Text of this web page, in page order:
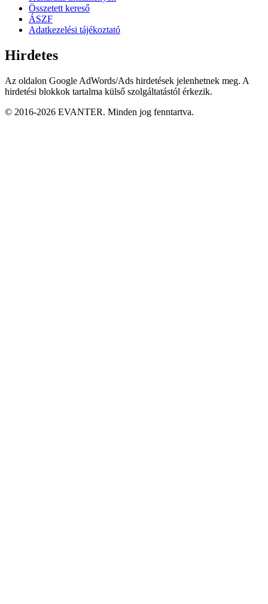
Összetett kereső
ÁSZF
Adatkezelési tájékoztató
Hirdetes
Az oldalon Google AdWords/Ads hirdetések jelenhetnek meg. A
hirdetési blokkok tartalma külső szolgáltatástól érkezik.
© 2016-2026 EVANTER. Minden jog fenntartva.